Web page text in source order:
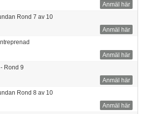
Anmäl här
Rond 7 av 10
Anmäl här
Anmäl här
Rond 9
Anmäl här
Rond 8 av 10
Anmäl här